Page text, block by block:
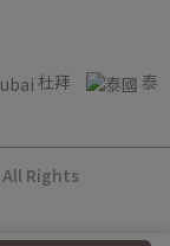
杜拜
泰
All Rights